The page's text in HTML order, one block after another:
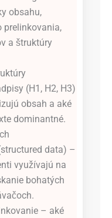
obsahu,
prelinkovania,
a štruktúry
(H1, H2, H3)
obsah a aké
dominantné.
data) –
využívajú na
bohatých
– aké